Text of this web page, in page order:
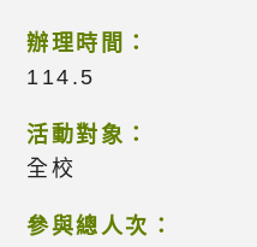
辦理時間：
114.5
活動對象：
全校
參與總人次：